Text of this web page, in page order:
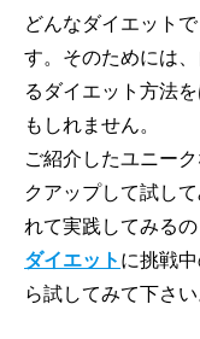
どんなダイエットで
す。そのためには
るダイエット方法
もしれません。
ご紹介したユニー
クアップして試し
れて実践してみる
ダイエット に挑戦
ら試してみて下さ